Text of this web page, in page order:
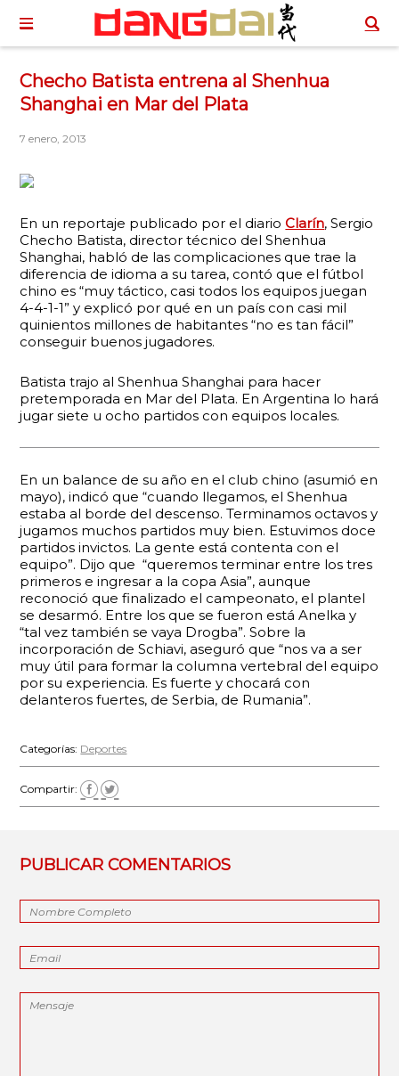
Checho Batista entrena al Shenhua
Shanghai en Mar del Plata
7 enero, 2013
En un reportaje publicado por el diarioClarín, Sergio
Checho Batista, director técnico del Shenhua
Shanghai, habló de las complicaciones que trae la
diferencia de idioma a su tarea, contó que el fútbol
chino es “muy táctico, casi todos los equipos juegan
4-4-1-1” y explicó por qué en un país con casi mil
quinientos millones de habitantes “no es tan fácil”
conseguir buenos jugadores.
Batista trajo al Shenhua Shanghai para hacer
pretemporada en Mar del Plata. En Argentina lo hará
jugar siete u ocho partidos con equipos locales.
En un balance de su año en el club chino (asumió en
mayo), indicó que “cuando llegamos, el Shenhua
estaba al borde del descenso. Terminamos octavos y
jugamos muchos partidos muy bien. Estuvimos doce
partidos invictos. La gente está contenta con el
equipo”. Dijo que “queremos terminar entre los tres
primeros e ingresar a la copa Asia”, aunque
reconoció que finalizado el campeonato, el plantel
se desarmó. Entre los que se fueron está Anelka y
“tal vez también se vaya Drogba”. Sobre la
incorporación de Schiavi, aseguró que “nos va a ser
muy útil para formar la columna vertebral del equipo
por su experiencia. Es fuerte y chocará con
delanteros fuertes, de Serbia, de Rumania”.
Categorías: Deportes
Compartir:
PUBLICAR COMENTARIOS